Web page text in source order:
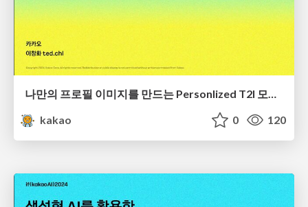
나만의 프로필 이미지를 만드는 Personlized T2I 모델 개발기
kakao
0 120